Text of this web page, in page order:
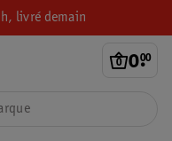
livré demain
0.
00